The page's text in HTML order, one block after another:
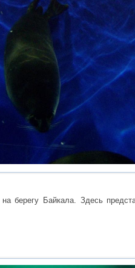
берегу Байкала. Здесь